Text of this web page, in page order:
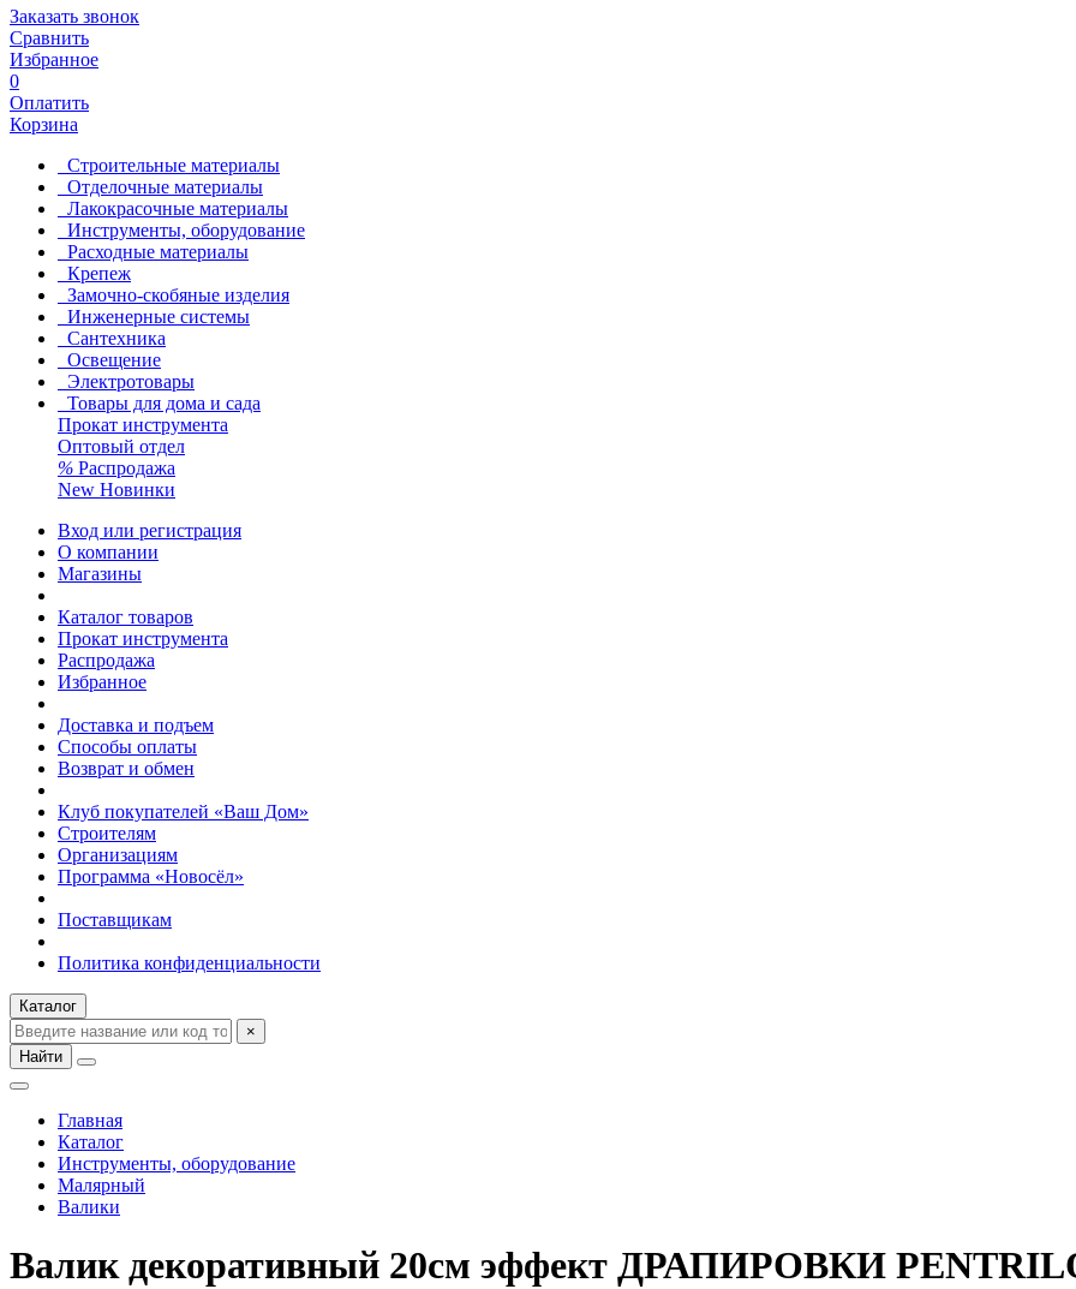
Заказать звонок
Сравнить
Избранное
0
Оплатить
Корзина
Строительные материалы
Отделочные материалы
Лакокрасочные материалы
Инструменты, оборудование
Расходные материалы
Крепеж
Замочно-скобяные изделия
Инженерные системы
Сантехника
Освещение
Электротовары
Товары для дома и сада
Прокат инструмента
Оптовый отдел
% Распродажа
New Новинки
Вход или регистрация
О компании
Магазины
Каталог товаров
Прокат инструмента
Распродажа
Избранное
Доставка и подъем
Способы оплаты
Возврат и обмен
Клуб покупателей «Ваш Дом»
Строителям
Организациям
Программа «Новосёл»
Поставщикам
Политика конфиденциальности
Каталог
×
Найти
Главная
Каталог
Инструменты, оборудование
Малярный
Валики
Валик декоративный 20см эффект ДРАПИРОВКИ